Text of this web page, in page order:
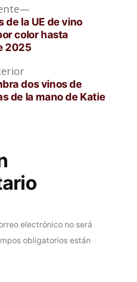
Entrada
anterior:
dos vinos de
de la mano de Katie
Entrada
siguiente:
de la UE de vino
color hasta
2025
electrónico no será
obligatorios están